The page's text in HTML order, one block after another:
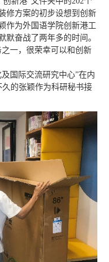
修方案的初步设想到创新
作为外国语学院创新港工
默奋战了两年多的时间。
一，很荣幸可以和创新
国际交流研究中心”在内
的张颖作为科研秘书接